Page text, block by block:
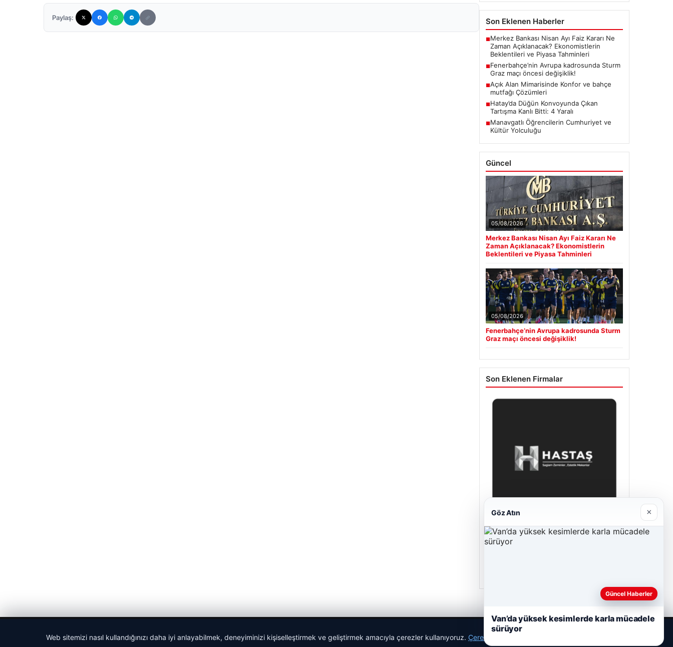
Paylaş: Son Eklenen Haberler
■Merkez Bankası Nisan Ayı Faiz Kararı Ne
Zaman Açıklanacak? Ekonomistlerin
Beklentileri ve Piyasa Tahminleri
■Fenerbahçe’nin Avrupa kadrosunda Sturm
Graz maçı öncesi değişiklik!
■Açık Alan Mimarisinde Konfor ve bahçe
mutfağı Çözümleri
■Hatay’da Düğün Konvoyunda Çıkan
Tartışma Kanlı Bitti: 4 Yaralı
■Manavgatlı Öğrencilerin Cumhuriyet ve
Kültür Yolculuğu
Güncel
05/08/2026
Merkez Bankası Nisan Ayı Faiz Kararı Ne
Zaman Açıklanacak? Ekonomistlerin
Beklentileri ve Piyasa Tahminleri
05/08/2026
Fenerbahçe’nin Avrupa kadrosunda Sturm
Graz maçı öncesi değişiklik!
Son Eklenen Firmalar
Hastaş Beton
Web sitemizi nasıl kullandığınızı daha iyi anlayabilmek, deneyiminizi kişiselleştirmek ve geliştirmek amacıyla çerezler kullanıyoruz. Çerez Politikamız
Göz Atın ×
Güncel Haberler
Van’da yüksek kesimlerde karla mücadele
sürüyor